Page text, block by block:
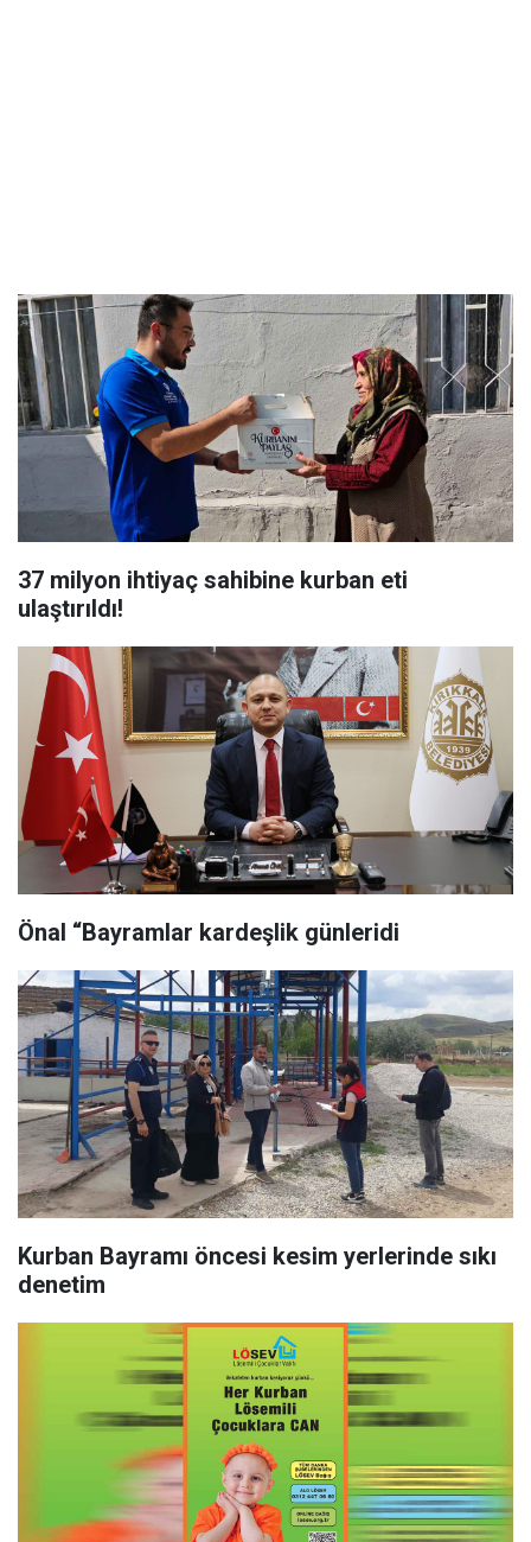
37 milyon ihtiyaç sahibine kurban eti
ulaştırıldı!
Önal “Bayramlar kardeşlik günleridi
Kurban Bayramı öncesi kesim yerlerinde sıkı
denetim